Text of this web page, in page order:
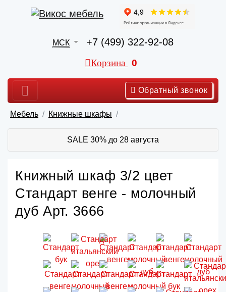
МСК +7 (499) 322-92-08
Корзина 0
Обратный звонок
Мебель Книжные шкафы
SALE 30% до 28 августа
Книжный шкаф 3/2 цвет
Стандарт венге - молочный
дуб Арт. 3666